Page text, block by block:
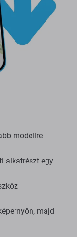
modellre
alkatrészt egy
majd